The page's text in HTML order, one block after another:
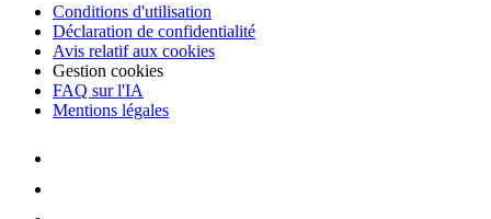
Conditions d'utilisation
Déclaration de confidentialité
Avis relatif aux cookies
Gestion cookies
FAQ sur l'IA
Mentions légales